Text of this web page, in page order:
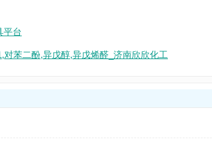
平台
苯二酚,异戊醇,异戊烯醛_济南欣欣化工